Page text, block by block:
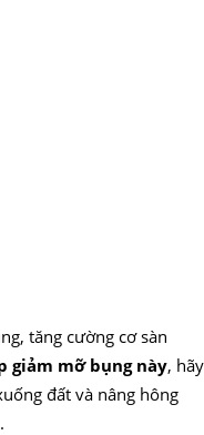
tăng cường cơ sàn
giảm mỡ bụng này, hãy
đất và nâng hông